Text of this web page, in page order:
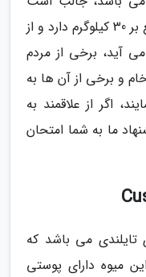
بدانید که جک فروت رسیده وزنی بالغ بر 30 کیلوگرم دارد و از
آید، برخی از مردم
و برخی از آن ها به
اگر از علاقمند به
ما به شما امتحان
تایلندی می باشد که
میوه دارای پوستی